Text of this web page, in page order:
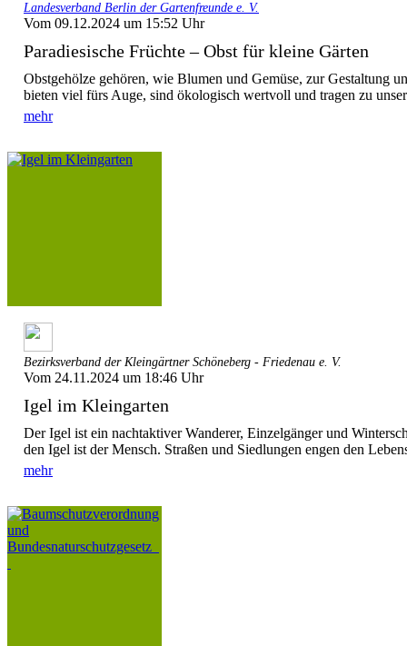
Landesverband Berlin der Gartenfreunde e. V.
Vom 09.12.2024 um 15:52 Uhr
Paradiesische Früchte – Obst für kleine Gärten
Obstgehölze gehören, wie Blumen und Gemüse, zur Gestaltung
bieten viel fürs Auge, sind ökologisch wertvoll und tragen zu
mehr
Bezirksverband der Kleingärtner Schöneberg - Friedenau e. V.
Vom 24.11.2024 um 18:46 Uhr
Igel im Kleingarten
Der Igel ist ein nachtaktiver Wanderer, Einzelgänger und
den Igel ist der Mensch. Straßen und Siedlungen engen den
mehr